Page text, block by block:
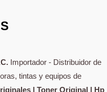
Importador - Distribuidor de
tintas y equipos de
| Toner Original | Hp